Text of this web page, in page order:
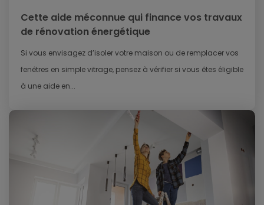
Cette aide méconnue qui finance vos travaux
de rénovation énergétique
Si vous envisagez d’isoler votre maison ou de remplacer vos
fenêtres en simple vitrage, pensez à vérifier si vous êtes éligible
à une aide en...